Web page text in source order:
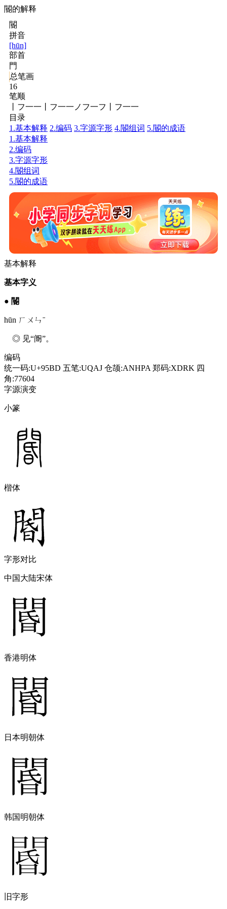
閽的解释
閽
拼音
[hūn]
部首
門
总笔画
16
笔顺
丨フ一一丨フ一一ノフ一フ丨フ一一
目录
1.基本解释 2.编码 3.字源字形 4.閽组词 5.閽的成语
1.基本解释
2.编码
3.字源字形
4.閽组词
5.閽的成语
基本解释
基本字义
● 閽
hūn ㄏㄨㄣˉ
◎ 见“阍”。
编码
统一码:U+95BD 五笔:UQAJ 仓颉:ANHPA 郑码:XDRK 四
角:77604
字源演变
小篆
楷体
字形对比
中国大陆宋体
香港明体
日本明朝体
韩国明朝体
旧字形